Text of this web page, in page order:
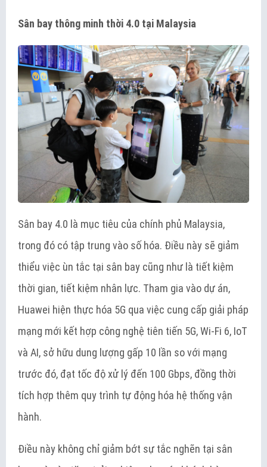
Sân bay thông minh thời 4.0 tại Malaysia
Sân bay 4.0 là mục tiêu của chính phủ Malaysia,
trong đó có tập trung vào số hóa. Điều này sẽ giảm
thiểu việc ùn tắc tại sân bay cũng như là tiết kiệm
thời gian, tiết kiệm nhân lực. Tham gia vào dự án,
Huawei hiện thực hóa 5G qua việc cung cấp giải pháp
mạng mới kết hợp công nghệ tiên tiến 5G, Wi-Fi 6, IoT
và AI, sở hữu dung lượng gấp 10 lần so với mạng
trước đó, đạt tốc độ xử lý đến 100 Gbps, đồng thời
tích hợp thêm quy trình tự động hóa hệ thống vận
hành.
Điều này không chỉ giảm bớt sự tắc nghẽn tại sân